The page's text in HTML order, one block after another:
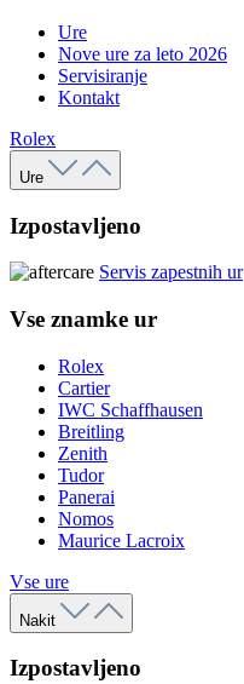
Ure
Nove ure za leto 2026
Servisiranje
Kontakt
Rolex
Ure
Izpostavljeno
Servis zapestnih ur
Vse znamke ur
Rolex
Cartier
IWC Schaffhausen
Breitling
Zenith
Tudor
Panerai
Nomos
Maurice Lacroix
Vse ure
Nakit
Izpostavljeno